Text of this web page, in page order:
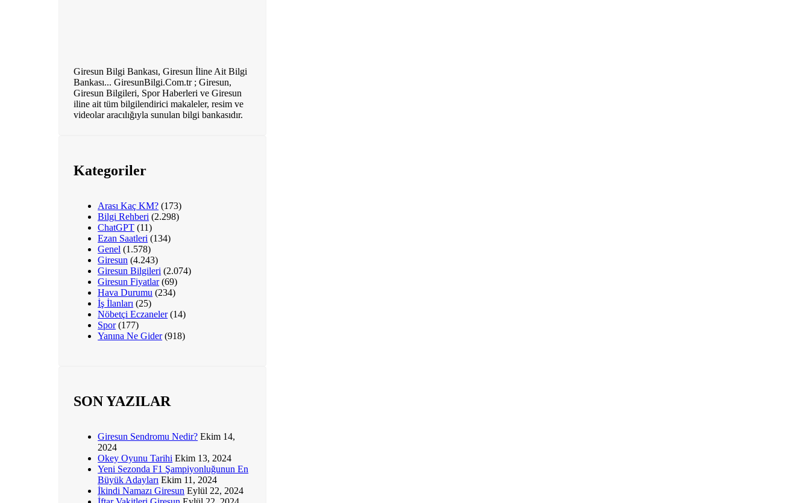
Giresun Bilgi Bankası, Giresun İline Ait Bilgi
Bankası... GiresunBilgi.Com.tr ; Giresun,
Giresun Bilgileri, Spor Haberleri ve Giresun
iline ait tüm bilgilendirici makaleler, resim ve
videolar aracılığıyla sunulan bilgi bankasıdır.
Kategoriler
Arası Kaç KM? (173)
Bilgi Rehberi (2.298)
ChatGPT (11)
Ezan Saatleri (134)
Genel (1.578)
Giresun (4.243)
Giresun Bilgileri (2.074)
Giresun Fiyatlar(69)
Hava Durumu (234)
İş İlanları (25)
Nöbetçi Eczaneler(14)
Spor(177)
Yanına Ne Gider(918)
SON YAZILAR
Giresun Sendromu Nedir? Ekim 14,
2024
Okey Oyunu Tarihi Ekim 13, 2024
Yeni Sezonda F1 Şampiyonluğunun En
Büyük Adayları Ekim 11, 2024
İkindi Namazı Giresun Eylül 22, 2024